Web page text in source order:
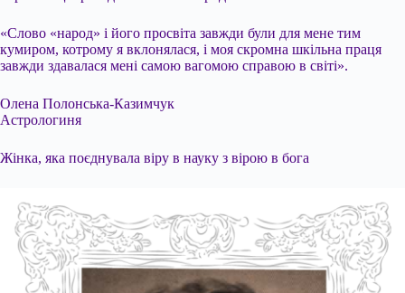
«Слово «народ» і його просвіта завжди були для мене тим
кумиром, котрому я вклонялася, і моя скромна шкільна праця
завжди здавалася мені самою вагомою справою в світі».
Олена Полонська-Казимчук
Астрологиня
Жінка, яка поєднувала віру в науку з вірою в бога